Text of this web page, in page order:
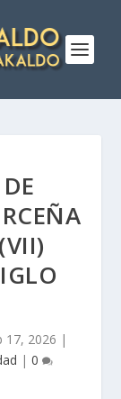
17, 2026 |
| 0